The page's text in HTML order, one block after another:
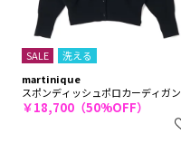
SALE
洗える
martinique
スポンディッシュポロカーディガン
￥18,700（50%OFF）